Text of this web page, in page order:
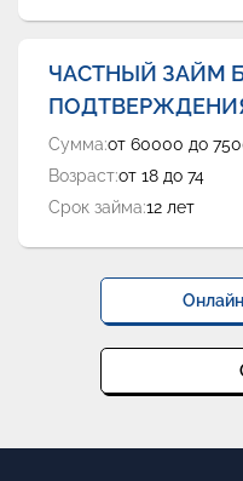
ЧАСТНЫЙ ЗАЙМ
Сумма:от 60000 до
Возраст:от 18 до 74
Срок займа:12 лет